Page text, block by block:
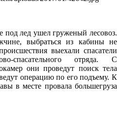
под лед ушел груженый лесовоз.
выбраться из кабины не
выехали спасатели
спасательного отряда. С
они проведут поиск тела
операцию по его подъему. К
в месте провала большегруза